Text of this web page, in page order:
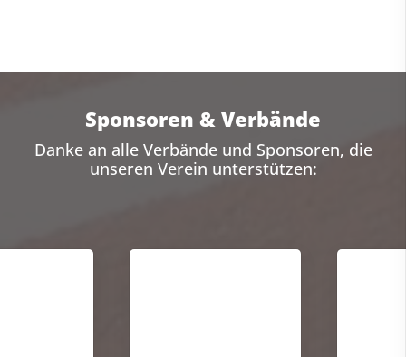
Sponsoren & Verbände
Danke an alle Verbände und Sponsoren, die
unseren Verein unterstützen: